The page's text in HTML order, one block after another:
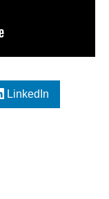
LinkedIn